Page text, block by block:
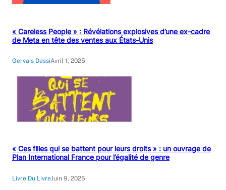
« Careless People » : Révélations explosives d’une ex-cadre
de Meta en tête des ventes aux États-Unis
Gervais DassiAvril 1, 2025
« Ces filles qui se battent pour leurs droits » : un ouvrage de
Plan International France pour l’égalité de genre
Livre Du LivreJuin 9, 2025